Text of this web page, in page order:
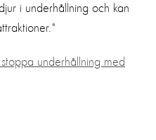
i underhållning och kan
underhållning med